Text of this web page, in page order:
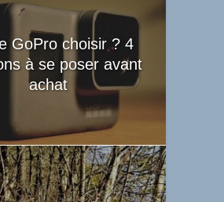
GoPro choisir ? 4
à se poser avant
achat